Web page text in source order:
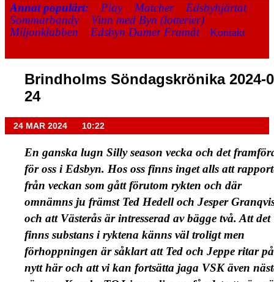
Annat populärt:
Play Matcher
Edsbyhjärtat
Sommarbandy
Vinn med Byn (lotterier)
Miljonklubben
Edsbyn Damer Framåt Kontakt
Brindholms Söndagskrönika 2024-
24
24 MAR 2024 10:22
En ganska lugn Silly season vecka och det
för oss i Edsbyn. Hos oss finns inget alls att
från veckan som gått förutom rykten och där
omnämns ju främst Ted Hedell och Jesper
och att Västerås är intresserad av bägge två. Att det
finns substans i ryktena känns väl troligt men
förhoppningen är såklart att Ted och Jeppe ritar på
nytt här och att vi kan fortsätta jaga VSK även